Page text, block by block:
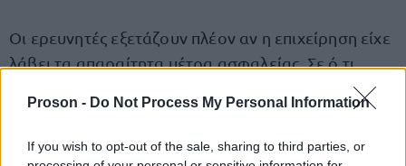
Proson - Do Not Process My Personal Information
If you wish to opt-out of the sale, sharing to third parties, or
Οι ερευνητές εξετάζουν πλέον αν η επιχείρηση είχε
λάβει τα απαραίτητα μέτρα ασφαλείας. Σε ό,τι
αφορά την ύπαρξη αισθητήρων ανίχνευσης αερίου
στο ισόγειο, πηγές με γνώση της υπόθεσης εξηγούν:
«δεν μπορεί ακόμα να διαπιστωθεί αυτό καθώς ο